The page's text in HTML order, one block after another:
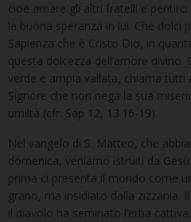
cioè amare gli altri fratelli e
la buona speranza in lui. Che dolci
Sapienza che è Cristo Dio, in
questa dolcezza dell’amore
verde e ampia vallata, chiama tutti
Signore che non nega la sua
umiltà (cfr. Sap 12, 13.16-19).
Nel vangelo di S. Matteo, che
domenica, veniamo istruiti da
prima ci presenta il mondo come
grano, ma insidiato dalla zizzania.
il diavolo ha seminato l’erba